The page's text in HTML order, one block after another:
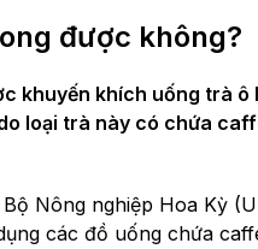
được không?
khuyến khích uống trà
loại trà này có chứa
Nông nghiệp Hoa Kỳ
các đồ uống chứa